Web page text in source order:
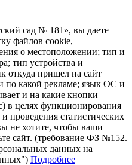
сад № 181», вы даете
файлов cookie,
о местоположении; тип и
тип устройства и
откуда пришел на сайт
по какой рекламе; язык ОС и
и на какие кнопки
в целях функционирования
проведения статистических
не хотите, чтобы ваши
сайт. (требование ФЗ №152.
данных на
Подробнее